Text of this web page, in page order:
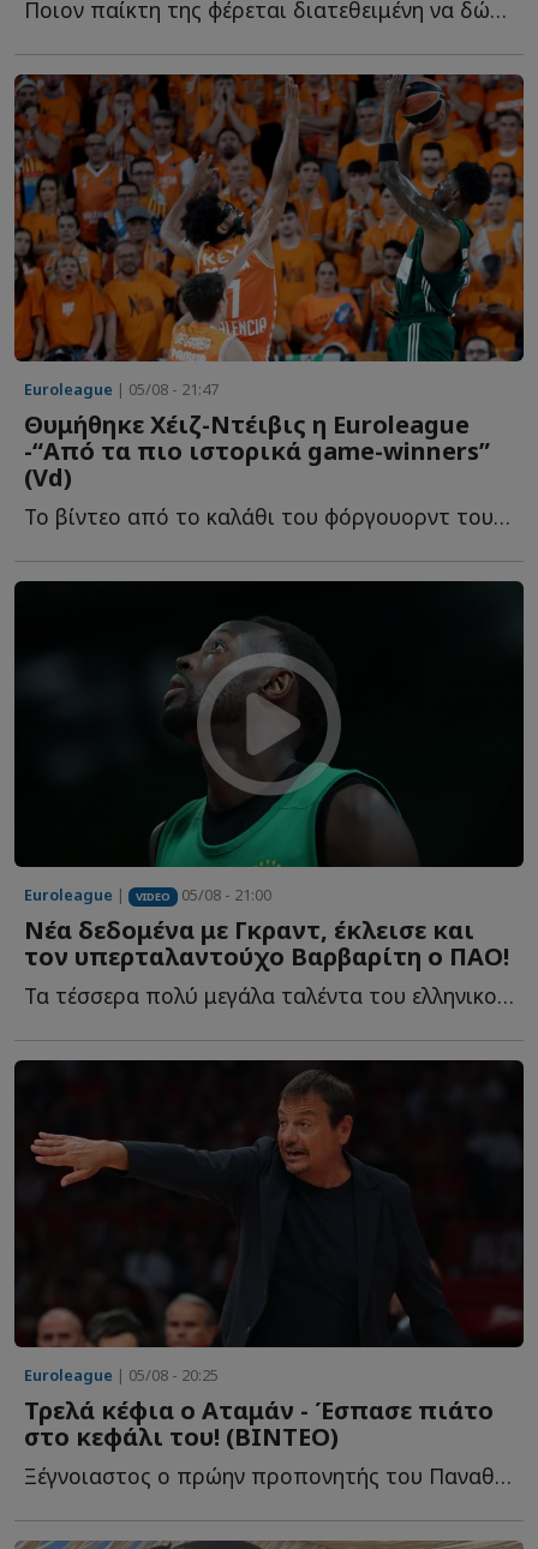
Ποιον παίκτη της φέρεται διατεθειμένη να δώσει στον Ο...
Euroleague | 05/08 - 21:47
Θυμήθηκε Χέιζ-Ντέιβις η Euroleague
-“Από τα πιο ιστορικά game-winners”
(Vd)
To βίντεο από το καλάθι του φόργουορντ του Παναθηναϊκού, π...
Euroleague | VIDEO 05/08 - 21:00
Νέα δεδομένα με Γκραντ, έκλεισε και
τον υπερταλαντούχο Βαρβαρίτη ο ΠΑΟ!
Τα τέσσερα πολύ μεγάλα ταλέντα του ελληνικού μπάσκετ, η...
Euroleague | 05/08 - 20:25
Τρελά κέφια ο Αταμάν - Έσπασε πιάτο
στο κεφάλι του! (ΒΙΝΤΕΟ)
Ξέγνοιαστος ο πρώην προπονητής του Παναθηναϊκού σ...